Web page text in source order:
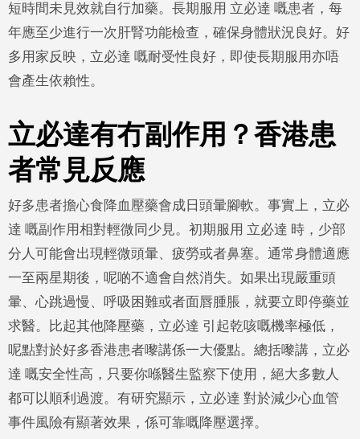
短時間未見效就自行加藥。長期服用 立必達 嘅患者，每
年應至少進行一次肝腎功能檢查，確保身體狀況良好。好
多用家反映，立必達 嘅耐受性良好，即使長期服用亦唔
會產生依賴性。
立必達有冇副作用？香港患
者常見反應
好多患者擔心食降血壓藥會成日頭暈腳軟。事實上，立必
達 嘅副作用相對輕微同少見。初期服用 立必達 時，少部
分人可能會出現輕微頭暈、疲勞或者鼻塞。通常身體適應
一至兩星期後，呢啲不適會自然消失。如果出現嚴重頭
暈、心跳過慢、呼吸困難或者面唇腫脹，就要立即停藥並
求醫。比起其他降壓藥，立必達 引起乾咳嘅機率極低，
呢點對於好多香港患者嚟講係一大優點。總括嚟講，立必
達 嘅安全性高，只要你喺醫生監察下使用，絕大多數人
都可以順利過渡。有研究顯示，立必達 對於減少心血管
事件風險有顯著效果，係可靠嘅降壓選擇。